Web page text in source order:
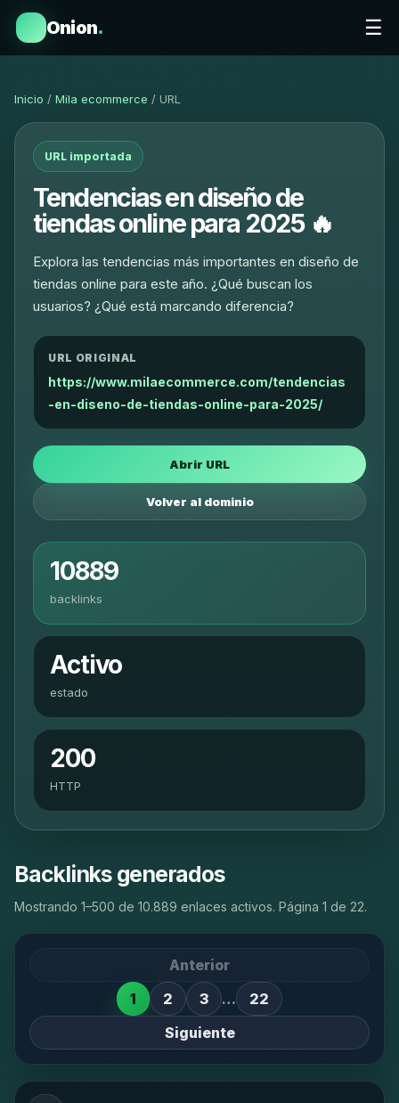
Onion. ☰
Inicio / Mila ecommerce / URL
URL importada
Tendencias en diseño de
tiendas online para 2025 🔥
Explora las tendencias más importantes en diseño de
tiendas online para este año. ¿Qué buscan los
usuarios? ¿Qué está marcando diferencia?
URL ORIGINAL
https://www.milaecommerce.com/tendencias
-en-diseno-de-tiendas-online-para-2025/
Abrir URL
Volver al dominio
10889
backlinks
Activo
estado
200
HTTP
Backlinks generados
Mostrando 1–500 de 10.889 enlaces activos. Página 1 de 22.
Anterior
1
2 3 …
22
Siguiente